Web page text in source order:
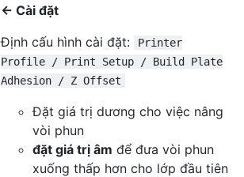
<- Cài đặt
Định cấu hình cài đặt:
Printer
Profile / Print Setup / Build Plate
Adhesion / Z Offset
Đặt giá trị dương cho việc nâng
vòi phun
đặt giá trị âm để đưa vòi phun
xuống thấp hơn cho lớp đầu tiên